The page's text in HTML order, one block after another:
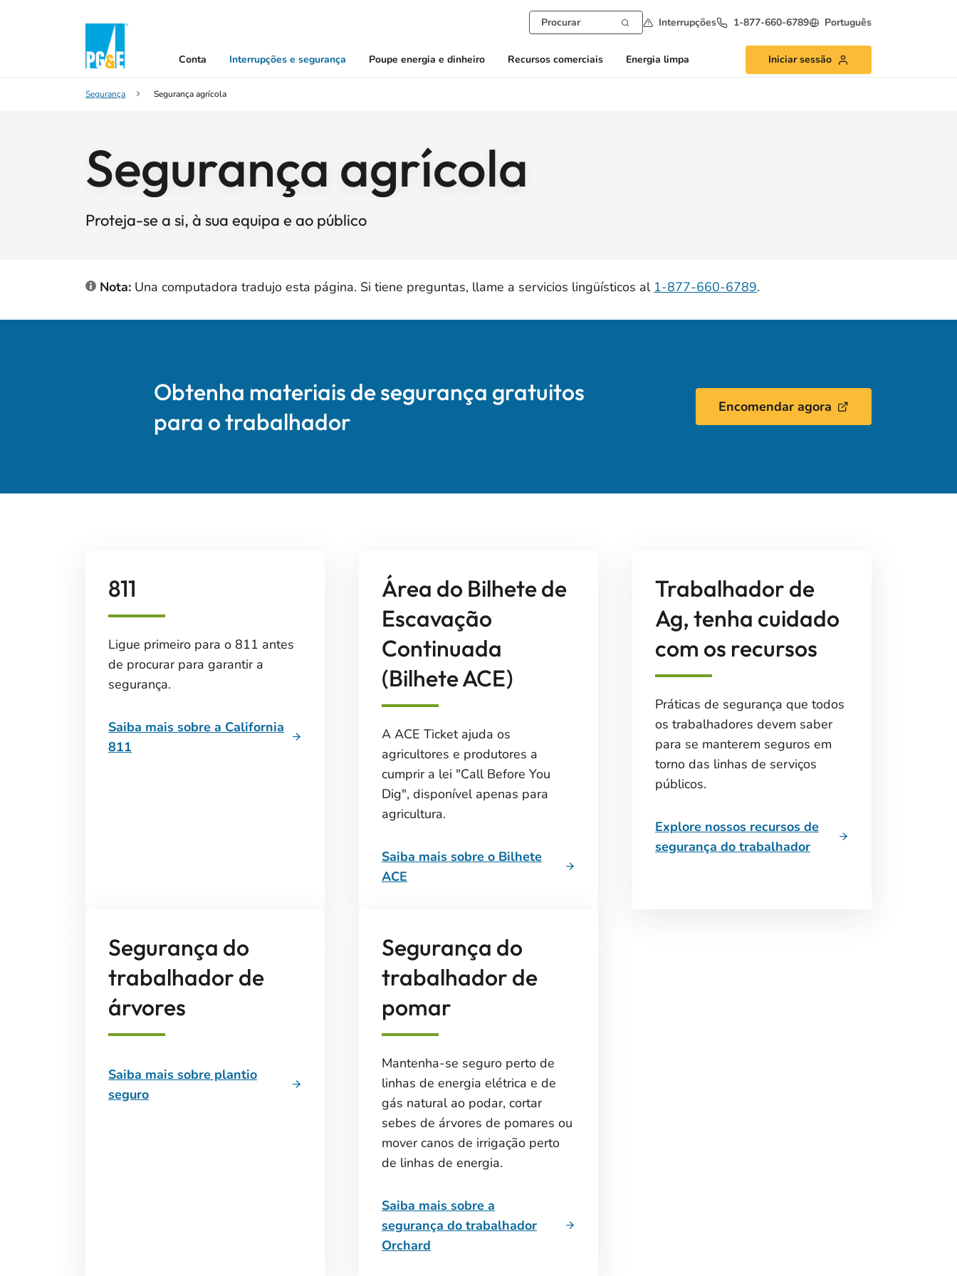
Interrupções 1-877-660-6789 Português
Conta Interrupções e segurança Poupe energia e dinheiro Recursos comerciais Energia limpa Iniciar sessão
Segurança Segurança agrícola
Segurança agrícola
Proteja-se a si, à sua equipa e ao público
Nota: Una computadora tradujo esta página. Si tiene preguntas, llame a servicios lingüísticos al 1-877-660-6789.
Obtenha materiais de segurança gratuitos
para o trabalhador
Encomendar agora
811
Ligue primeiro para o 811 antes
de procurar para garantir a
segurança.
Saiba mais sobre a California
811
Área do Bilhete de
Escavação
Continuada
(Bilhete ACE)
A ACE Ticket ajuda os
agricultores e produtores a
cumprir a lei "Call Before You
Dig", disponível apenas para
agricultura.
Saiba mais sobre o Bilhete
ACE
Trabalhador de
Ag, tenha cuidado
com os recursos
Práticas de segurança que todos
os trabalhadores devem saber
para se manterem seguros em
torno das linhas de serviços
públicos.
Explore nossos recursos de
segurança do trabalhador
Segurança do
trabalhador de
árvores
Saiba mais sobre plantio
seguro
Segurança do
trabalhador de
pomar
Mantenha-se seguro perto de
linhas de energia elétrica e de
gás natural ao podar, cortar
sebes de árvores de pomares ou
mover canos de irrigação perto
de linhas de energia.
Saiba mais sobre a
segurança do trabalhador
Orchard